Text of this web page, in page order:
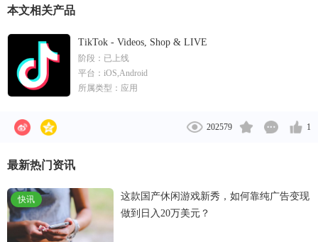
包含了新闻动态，图片，以及各类短文。
本文相关产品
TikTok - Videos, Shop & LIVE
阶段： 已上线
平台： iOS,Android
所属类型： 应用
202579 1
最新热门资讯
快讯
这款国产休闲游戏新秀，如何靠纯广告变现
做到日入20万美元？